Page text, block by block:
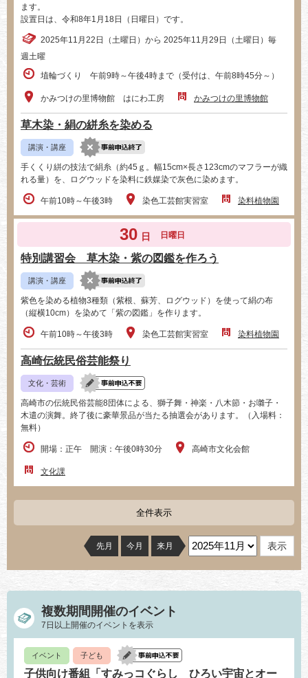
ます。
設置日は、令和8年1月18日（日曜日）です。
2025年11月22日（土曜日）から 2025年11月29日（土曜日）毎
週土曜
埴輪づくり 午前9時～午後4時まで（受付は、午前8時45分～）
かみつけの里博物館 はにわ工房 かみつけの里博物館
草木染・絹の絣糸を染める
講演・講座
手くくり絣の技法で絹糸（約45ｇ。幅15cm×長さ123cmのマフラーが織
れる量）を、ログウッドを染料に鉄媒染で灰色に染めます。
午前10時～午後3時 染色工芸館実習室 染料植物園
30 日 日曜日
特別講習会 草木染・紫の図鑑を作ろう
講演・講座
紫色を染める植物3種類（紫根、蘇芳、ログウッド）を使って絹の布
（縦横10cm）を染めて「紫の図鑑」を作ります。
午前10時～午後3時 染色工芸館実習室 染料植物園
高崎伝統民俗芸能祭り
文化・芸術
高崎市の伝統民俗芸能8団体による、獅子舞・神楽・八木節・お囃子・
木遣の演舞。終了後に豪華景品が当たる抽選会があります。（入場料：
無料）
開場：正午 開演：午後0時30分 高崎市文化会館
文化課
全件表示
先月 今月 来月
複数期間開催のイベント
7日以上開催のイベントを表示
イベント 子ども
子供向け番組「すみっコぐらし ひろい宇宙とオー